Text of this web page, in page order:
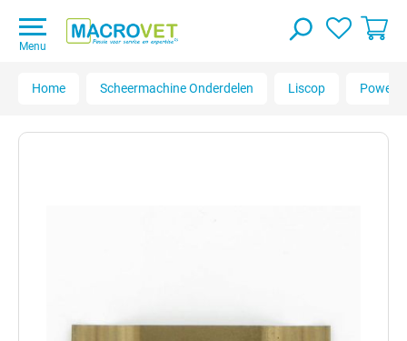
Menu
Home Scheermachine Onderdelen Liscop